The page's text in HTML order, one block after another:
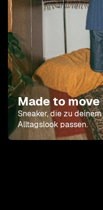
Made to move
Sneaker, die zu deinem
Alltagslook passen.